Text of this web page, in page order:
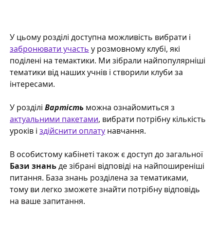
У цьому розділі доступна можливість вибрати і
забронювати участь у розмовному клубі, які
поділені на темактики. Ми зібрали найпопулярніші
тематики від наших учнів і створили клуби за
інтересами.
У розділі Вартість можна ознайомиться з
актуальними пакетами, вибрати потрібну кількість
уроків і здійснити оплату навчання.
В особистому кабінеті також є доступ до загальної
Бази знань де зібрані відповіді на найпоширеніші
питання. База знань розділена за тематиками,
тому ви легко зможете знайти потрібну відповідь
на ваше запитання.